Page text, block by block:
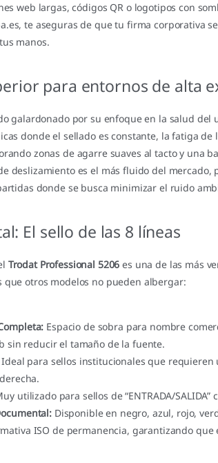
web largas, códigos QR o logotipos con
te aseguras de que tu firma corporativa
manos.
para entornos de alta
galardonado por su enfoque en la salud
donde el sellado es constante, la fatiga de
zonas de agarre suaves al tacto y una
deslizamiento es el más fluido del
donde se busca minimizar el ruido
El sello de las 8 líneas
Trodat Professional 5206 es una de las más
otros modelos no pueden albergar:
Espacio de sobra para nombre
sin reducir el tamaño de la fuente.
Ideal para sellos institucionales que
utilizado para sellos de “ENTRADA/
Disponible en negro, azul, rojo,
ISO de permanencia, garantizando que